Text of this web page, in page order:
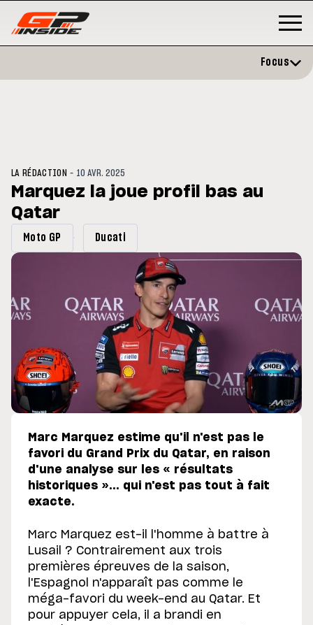
du GP de Grande-
Focus
LA RÉDACTION - 10 AVR. 2025
Marquez la joue profil bas au
Qatar
Moto GP Ducati
Marc Marquez estime qu'il n'est pas le
favori du Grand Prix du Qatar, en raison
d'une analyse sur les « résultats
historiques »... qui n'est pas tout à fait
exacte.
Marc Marquez est-il l'homme à battre à
Lusail ? Contrairement aux trois
premières épreuves de la saison,
l'Espagnol n'apparaît pas comme le
méga-favori du week-end au Qatar. Et
pour appuyer cela, il a brandi en